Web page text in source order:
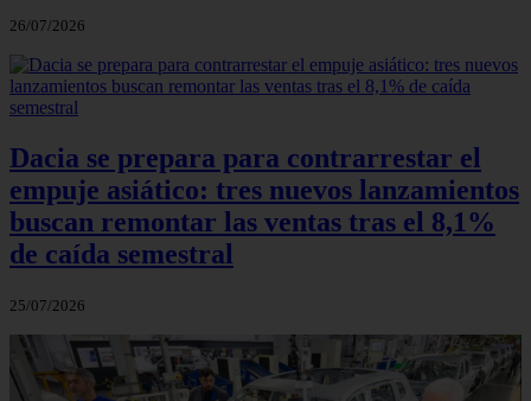
26/07/2026
Dacia se prepara para contrarrestar el
empuje asiático: tres nuevos lanzamientos
buscan remontar las ventas tras el 8,1%
de caída semestral
25/07/2026